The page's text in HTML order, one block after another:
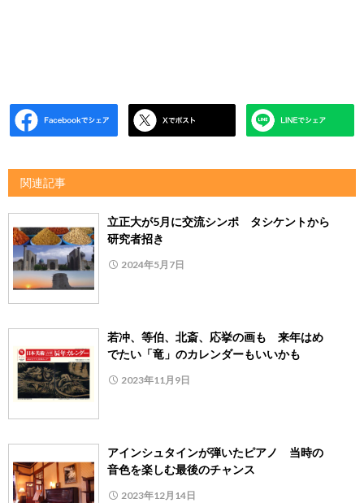
関連記事
立正大が5月に交流シンポ タシケントから
研究者招き
2024年5月7日
若冲、等伯、北斎、応挙の画も 来年はめ
でたい「竜」のカレンダーもいいかも
2023年11月9日
アインシュタインが弾いたピアノ 当時の
音色を楽しむ最後のチャンス
2023年12月14日